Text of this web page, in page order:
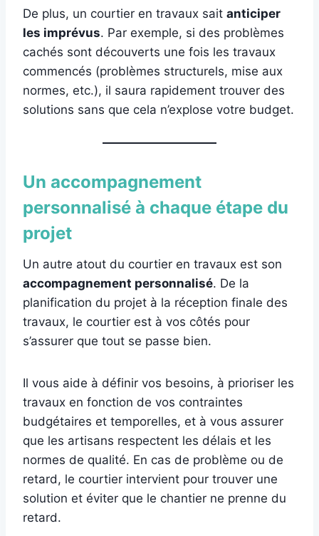
De plus, un courtier en travaux sait anticiper
les imprévus. Par exemple, si des problèmes
cachés sont découverts une fois les travaux
commencés (problèmes structurels, mise aux
normes, etc.), il saura rapidement trouver des
solutions sans que cela n’explose votre budget.
Un accompagnement
personnalisé à chaque étape du
projet
Un autre atout du courtier en travaux est son
accompagnement personnalisé. De la
planification du projet à la réception finale des
travaux, le courtier est à vos côtés pour
s’assurer que tout se passe bien.
Il vous aide à définir vos besoins, à prioriser les
travaux en fonction de vos contraintes
budgétaires et temporelles, et à vous assurer
que les artisans respectent les délais et les
normes de qualité. En cas de problème ou de
retard, le courtier intervient pour trouver une
solution et éviter que le chantier ne prenne du
retard.